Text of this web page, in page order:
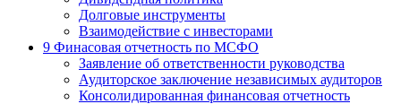
Долговые инструменты
Взаимодействие с инвеcторами
9 Финасовая отчетность по МСФО
Заявление об ответственности руководства
Аудиторское заключение независимых аудиторов
Консолидированная финансовая отчетность